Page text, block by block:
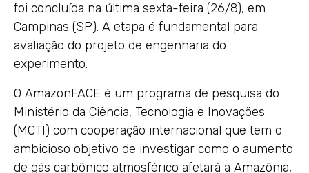
foi concluída na última sexta-feira (26/8), em
Campinas (SP). A etapa é fundamental para
avaliação do projeto de engenharia do
experimento.
O AmazonFACE é um programa de pesquisa do
Ministério da Ciência, Tecnologia e Inovações
(MCTI) com cooperação internacional que tem o
ambicioso objetivo de investigar como o aumento
de gás carbônico atmosférico afetará a Amazônia,